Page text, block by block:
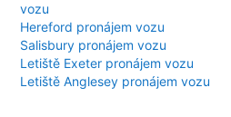
vozu
Hereford pronájem vozu
Salisbury pronájem vozu
Letiště Exeter pronájem vozu
Letiště Anglesey pronájem vozu